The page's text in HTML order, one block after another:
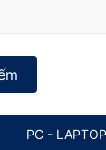
PC - LAPTOP